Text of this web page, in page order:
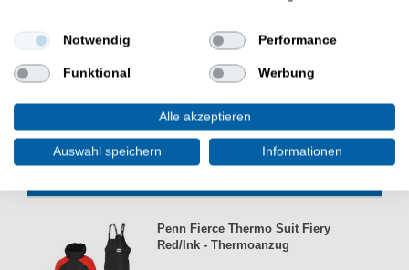
Günstig Fierce Jacket Fiery Red/Ink online kaufen und
bestellen.
Penn Fierce Thermo Suit Fiery
Red/Ink - Thermoanzug
Notwendig Performance
Funktional Werbung
Alle akzeptieren
Auswahl speichern Informationen